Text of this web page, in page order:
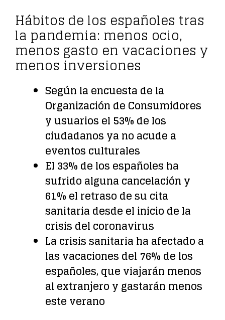
Hábitos de los españoles tras
la pandemia: menos ocio,
menos gasto en vacaciones y
menos inversiones
Según la encuesta de la
Organización de Consumidores
y usuarios el 53% de los
ciudadanos ya no acude a
eventos culturales
El 33% de los españoles ha
sufrido alguna cancelación y
61% el retraso de su cita
sanitaria desde el inicio de la
crisis del coronavirus
La crisis sanitaria ha afectado a
las vacaciones del 76% de los
españoles, que viajarán menos
al extranjero y gastarán menos
este verano